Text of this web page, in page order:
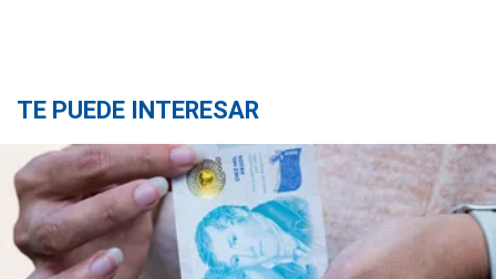
TE PUEDE INTERESAR